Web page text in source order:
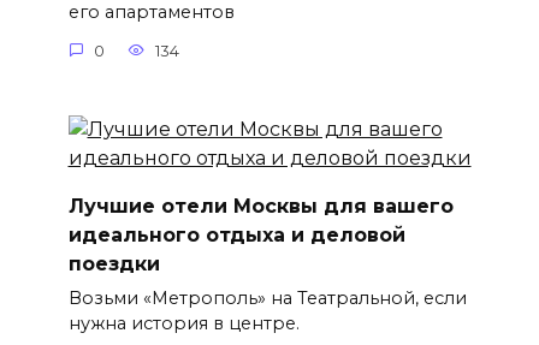
его апартаментов
0 134
Лучшие отели Москвы для вашего
идеального отдыха и деловой
поездки
Возьми «Метрополь» на Театральной, если
нужна история в центре.